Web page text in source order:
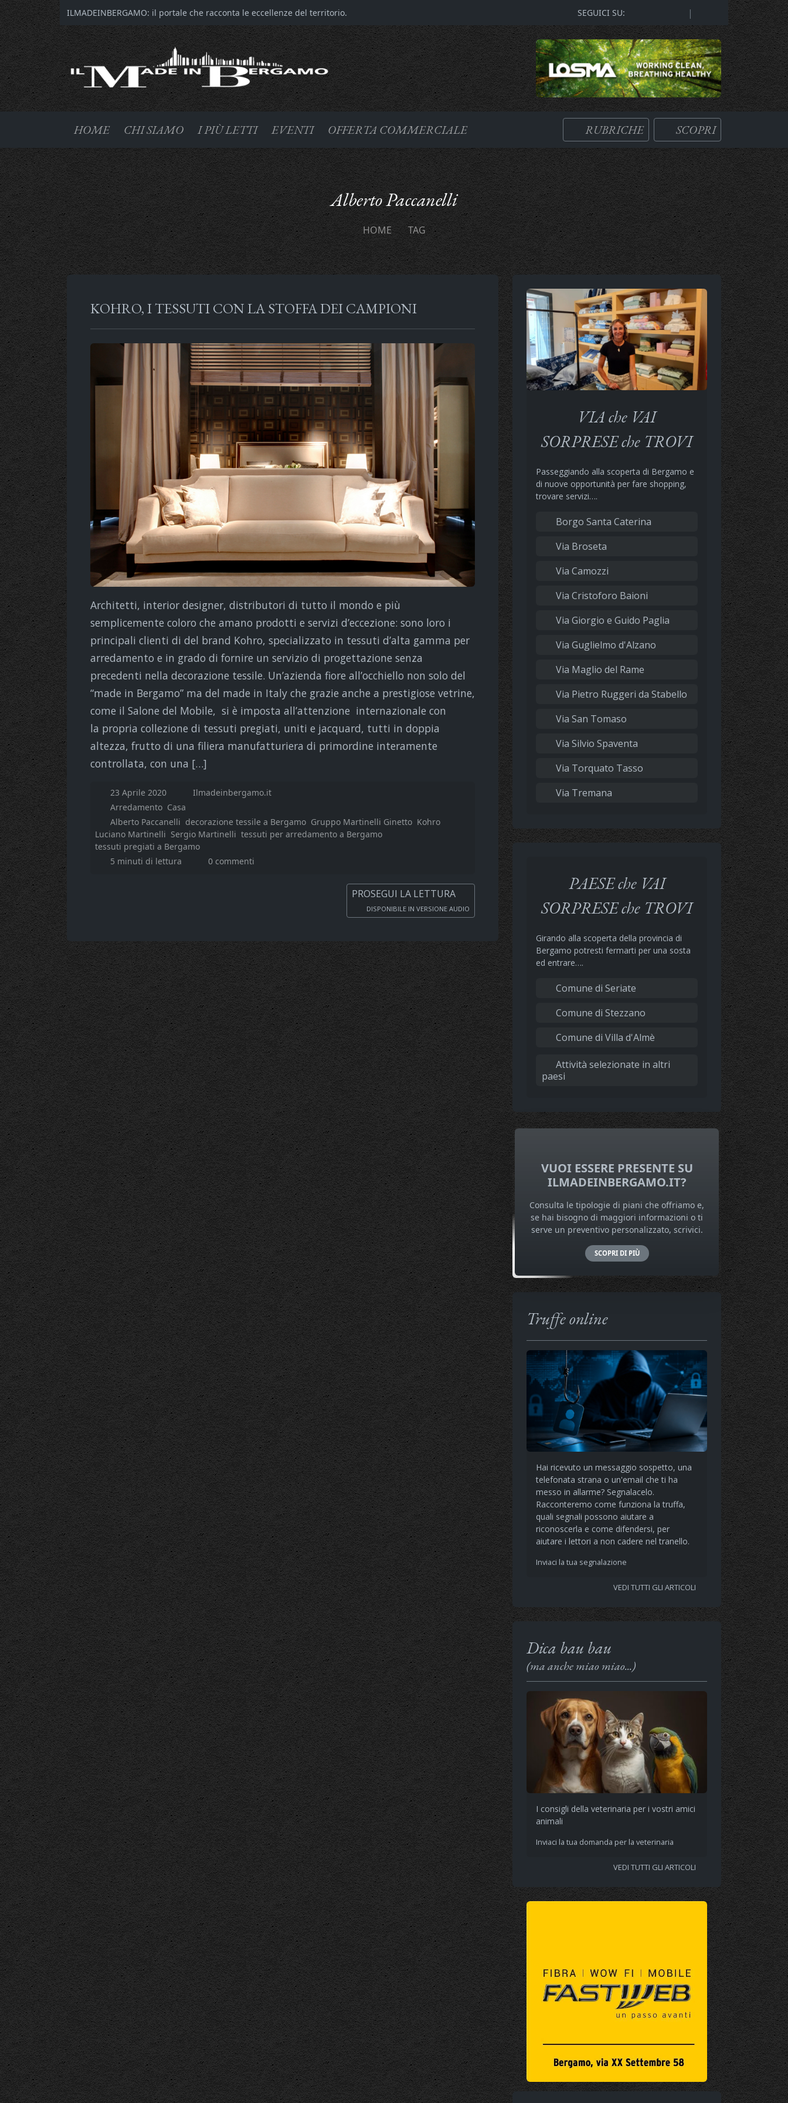
ILMADEINBERGAMO: il portale che racconta le eccellenze del territorio. SEGUICI SU: |
HOME CHI SIAMO I PIÙ LETTI EVENTI OFFERTA COMMERCIALE RUBRICHE SCOPRI
Alberto Paccanelli
HOME TAG
KOHRO, I TESSUTI CON LA STOFFA DEI CAMPIONI
Architetti, interior designer, distributori di tutto il mondo e più
semplicemente coloro che amano prodotti e servizi d’eccezione: sono loro i
principali clienti di del brand Kohro, specializzato in tessuti d’alta gamma per
arredamento e in grado di fornire un servizio di progettazione senza
precedenti nella decorazione tessile. Un’azienda fiore all’occhiello non solo del
“made in Bergamo” ma del made in Italy che grazie anche a prestigiose vetrine,
come il Salone del Mobile, si è imposta all’attenzione internazionale con
la propria collezione di tessuti pregiati, uniti e jacquard, tutti in doppia
altezza, frutto di una filiera manufatturiera di primordine interamente
controllata, con una […]
23 Aprile 2020
Ilmadeinbergamo.it
Arredamento Casa
Alberto Paccanelli decorazione tessile a Bergamo Gruppo Martinelli Ginetto Kohro
Luciano Martinelli Sergio Martinelli tessuti per arredamento a Bergamo
tessuti pregiati a Bergamo
5 minuti di lettura
0 commenti
PROSEGUI LA LETTURA
DISPONIBILE IN VERSIONE AUDIO
VIA che VAI
SORPRESE che TROVI
Passeggiando alla scoperta di Bergamo e
di nuove opportunità per fare shopping,
trovare servizi….
Borgo Santa Caterina
Via Broseta
Via Camozzi
Via Cristoforo Baioni
Via Giorgio e Guido Paglia
Via Guglielmo d'Alzano
Via Maglio del Rame
Via Pietro Ruggeri da Stabello
Via San Tomaso
Via Silvio Spaventa
Via Torquato Tasso
Via Tremana
PAESE che VAI
SORPRESE che TROVI
Girando alla scoperta della provincia di
Bergamo potresti fermarti per una sosta
ed entrare….
Comune di Seriate
Comune di Stezzano
Comune di Villa d'Almè
Attività selezionate in altri
paesi
VUOI ESSERE PRESENTE SU
ILMADEINBERGAMO.IT?
Consulta le tipologie di piani che offriamo e,
se hai bisogno di maggiori informazioni o ti
serve un preventivo personalizzato, scrivici.
SCOPRI DI PIÙ
Truffe online
Hai ricevuto un messaggio sospetto, una
telefonata strana o un'email che ti ha
messo in allarme? Segnalacelo.
Racconteremo come funziona la truffa,
quali segnali possono aiutare a
riconoscerla e come difendersi, per
aiutare i lettori a non cadere nel tranello.
Inviaci la tua segnalazione
VEDI TUTTI GLI ARTICOLI
Dica bau bau
(ma anche miao miao...)
I consigli della veterinaria per i vostri amici
animali
Inviaci la tua domanda per la veterinaria
VEDI TUTTI GLI ARTICOLI